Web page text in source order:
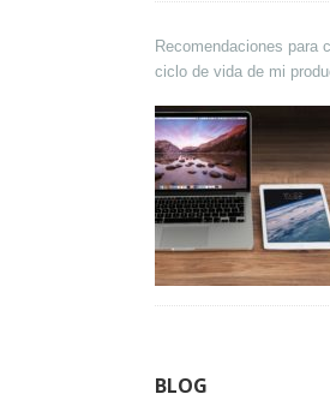
Recomendaciones para
ciclo de vida de mi
BLOG